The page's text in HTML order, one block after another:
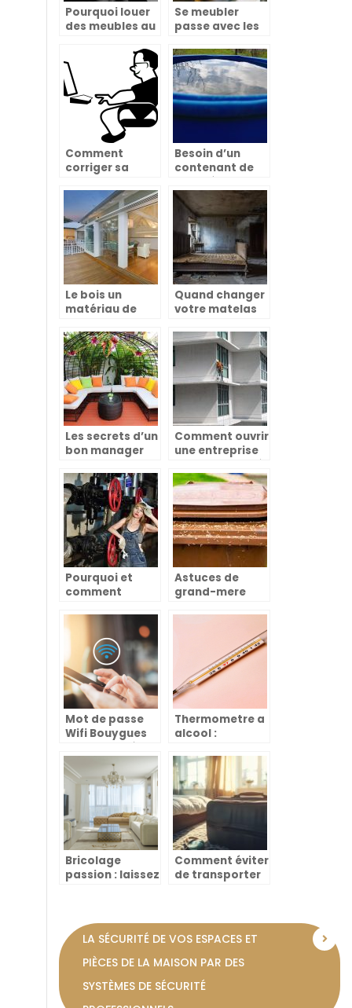
Pourquoi louer
des meubles au
Se meubler
passe avec les
électroménagers
Comment
corriger sa
bureau?
Besoin d’un
contenant de
conserver au
sec ses
aliments ?
Le bois un
matériau de
très bénéfique
Quand changer
votre matelas
qu’une question
de confort
Les secrets d’un
bon manager
de la
décoration et
de la maison
Comment ouvrir
une entreprise
domicile?
Pourquoi et
comment
dépanneur ?
Astuces de
grand-mere
poubelles
Mot de passe
Wifi Bouygues
trouver ?
Thermometre a
alcool :
marche ?
Bricolage
passion : laissez
et le jardin
Comment éviter
de transporter
LA SÉCURITÉ DE VOS ESPACES ET
PIÈCES DE LA MAISON PAR DES
SYSTÈMES DE SÉCURITÉ